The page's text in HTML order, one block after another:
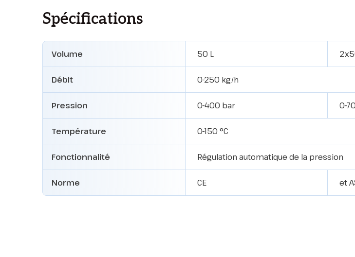
Spécifications
Volume 50 L
Débit 0-250 kg/h
Pression 0-400 bar 0-
Température 0-150 °C
Fonctionnalité Régulation automatique de la pression
Norme CE et